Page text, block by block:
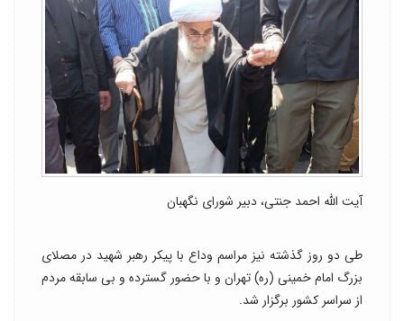
آیت الله احمد جنتی، دبیر شورای نگهبان
طی دو روز گذشته نیز مراسم وداع با پیکر رهبر شهید در مصلای
بزرگ امام خمینی (ره) تهران و با حضور گسترده و بی سابقه مردم
از سراسر کشور برگزار شد.